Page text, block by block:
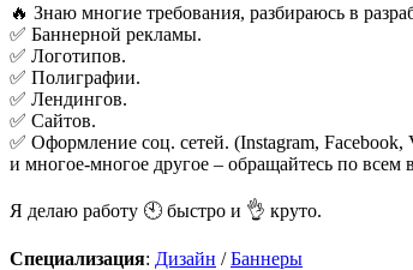
🔥 Знаю многие требования, разбираюсь в
✅ Баннерной рекламы.
✅ Логотипов.
✅ Полиграфии.
✅ Лендингов.
✅ Сайтов.
✅ Оформление соц. сетей. (Instagram, Facebook,
и многое-многое другое – обращайтесь по всем
Я делаю работу 🕙 быстро и 👌 круто.
Специализация: Дизайн /Баннеры